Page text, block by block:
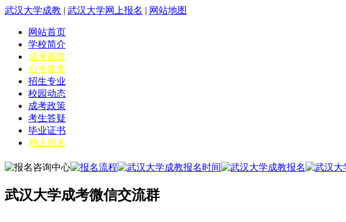
武汉大学成教 | 武汉大学网上报名 | 网站地图
网站首页
学校简介
成考简章
自考简章
招生专业
校园动态
成考政策
考生答疑
毕业证书
网上报名
武汉大学成考微信交流群